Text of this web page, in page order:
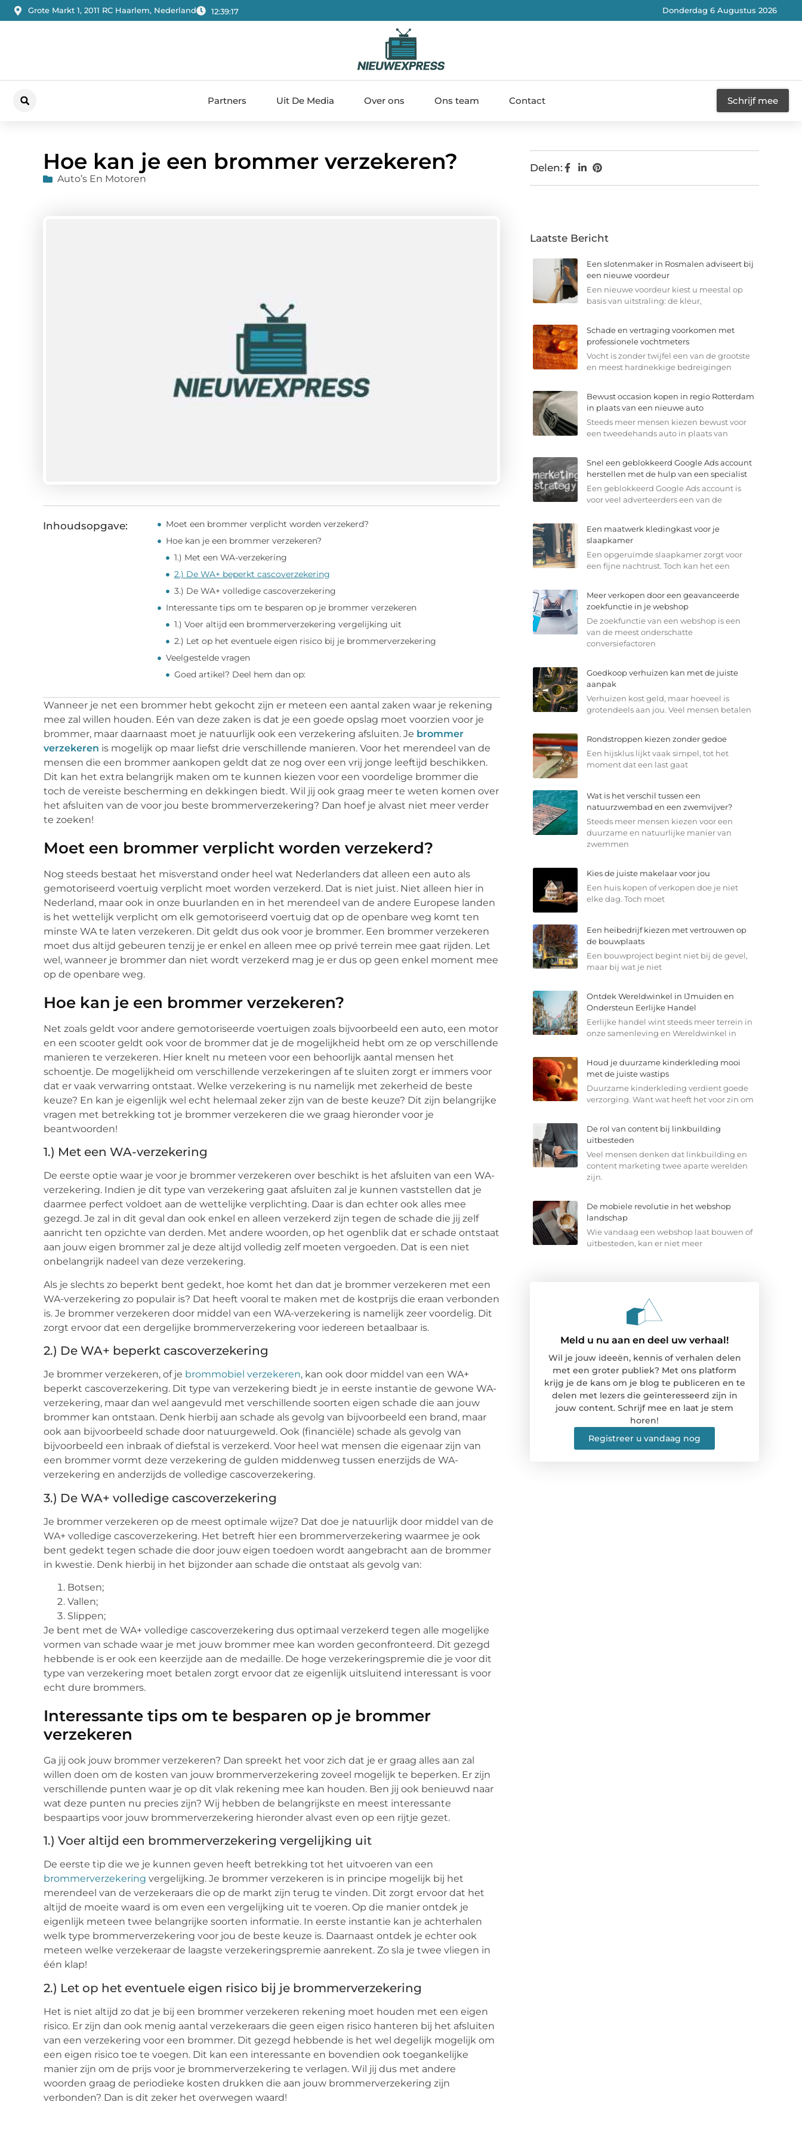
Grote Markt 1, 2011 RC Haarlem, Nederland 12:39:17 Donderdag 6 Augustus 2026
Partners Uit De Media Over ons Ons team Contact Schrijf mee
Hoe kan je een brommer verzekeren?
Auto’s En Motoren
Inhoudsopgave:
Moet een brommer verplicht worden verzekerd?
Hoe kan je een brommer verzekeren?
1.) Met een WA-verzekering
2.) De WA+ beperkt cascoverzekering
3.) De WA+ volledige cascoverzekering
Interessante tips om te besparen op je brommer verzekeren
1.) Voer altijd een brommerverzekering vergelijking uit
2.) Let op het eventuele eigen risico bij je brommerverzekering
Veelgestelde vragen
Goed artikel? Deel hem dan op:
Wanneer je net een brommer hebt gekocht zijn er meteen een aantal zaken waar je rekening
mee zal willen houden. Eén van deze zaken is dat je een goede opslag moet voorzien voor je
brommer, maar daarnaast moet je natuurlijk ook een verzekering afsluiten. Je brommer
verzekeren is mogelijk op maar liefst drie verschillende manieren. Voor het merendeel van de
mensen die een brommer aankopen geldt dat ze nog over een vrij jonge leeftijd beschikken.
Dit kan het extra belangrijk maken om te kunnen kiezen voor een voordelige brommer die
toch de vereiste bescherming en dekkingen biedt. Wil jij ook graag meer te weten komen over
het afsluiten van de voor jou beste brommerverzekering? Dan hoef je alvast niet meer verder
te zoeken!
Moet een brommer verplicht worden verzekerd?
Nog steeds bestaat het misverstand onder heel wat Nederlanders dat alleen een auto als
gemotoriseerd voertuig verplicht moet worden verzekerd. Dat is niet juist. Niet alleen hier in
Nederland, maar ook in onze buurlanden en in het merendeel van de andere Europese landen
is het wettelijk verplicht om elk gemotoriseerd voertuig dat op de openbare weg komt ten
minste WA te laten verzekeren. Dit geldt dus ook voor je brommer. Een brommer verzekeren
moet dus altijd gebeuren tenzij je er enkel en alleen mee op privé terrein mee gaat rijden. Let
wel, wanneer je brommer dan niet wordt verzekerd mag je er dus op geen enkel moment mee
op de openbare weg.
Hoe kan je een brommer verzekeren?
Net zoals geldt voor andere gemotoriseerde voertuigen zoals bijvoorbeeld een auto, een motor
en een scooter geldt ook voor de brommer dat je de mogelijkheid hebt om ze op verschillende
manieren te verzekeren. Hier knelt nu meteen voor een behoorlijk aantal mensen het
schoentje. De mogelijkheid om verschillende verzekeringen af te sluiten zorgt er immers voor
dat er vaak verwarring ontstaat. Welke verzekering is nu namelijk met zekerheid de beste
keuze? En kan je eigenlijk wel echt helemaal zeker zijn van de beste keuze? Dit zijn belangrijke
vragen met betrekking tot je brommer verzekeren die we graag hieronder voor je
beantwoorden!
1.) Met een WA-verzekering
De eerste optie waar je voor je brommer verzekeren over beschikt is het afsluiten van een WA-
verzekering. Indien je dit type van verzekering gaat afsluiten zal je kunnen vaststellen dat je
daarmee perfect voldoet aan de wettelijke verplichting. Daar is dan echter ook alles mee
gezegd. Je zal in dit geval dan ook enkel en alleen verzekerd zijn tegen de schade die jij zelf
aanricht ten opzichte van derden. Met andere woorden, op het ogenblik dat er schade ontstaat
aan jouw eigen brommer zal je deze altijd volledig zelf moeten vergoeden. Dat is een niet
onbelangrijk nadeel van deze verzekering.
Als je slechts zo beperkt bent gedekt, hoe komt het dan dat je brommer verzekeren met een
WA-verzekering zo populair is? Dat heeft vooral te maken met de kostprijs die eraan verbonden
is. Je brommer verzekeren door middel van een WA-verzekering is namelijk zeer voordelig. Dit
zorgt ervoor dat een dergelijke brommerverzekering voor iedereen betaalbaar is.
2.) De WA+ beperkt cascoverzekering
Je brommer verzekeren, of je brommobiel verzekeren, kan ook door middel van een WA+
beperkt cascoverzekering. Dit type van verzekering biedt je in eerste instantie de gewone WA-
verzekering, maar dan wel aangevuld met verschillende soorten eigen schade die aan jouw
brommer kan ontstaan. Denk hierbij aan schade als gevolg van bijvoorbeeld een brand, maar
ook aan bijvoorbeeld schade door natuurgeweld. Ook (financiële) schade als gevolg van
bijvoorbeeld een inbraak of diefstal is verzekerd. Voor heel wat mensen die eigenaar zijn van
een brommer vormt deze verzekering de gulden middenweg tussen enerzijds de WA-
verzekering en anderzijds de volledige cascoverzekering.
3.) De WA+ volledige cascoverzekering
Je brommer verzekeren op de meest optimale wijze? Dat doe je natuurlijk door middel van de
WA+ volledige cascoverzekering. Het betreft hier een brommerverzekering waarmee je ook
bent gedekt tegen schade die door jouw eigen toedoen wordt aangebracht aan de brommer
in kwestie. Denk hierbij in het bijzonder aan schade die ontstaat als gevolg van:
Botsen;
Vallen;
Slippen;
Je bent met de WA+ volledige cascoverzekering dus optimaal verzekerd tegen alle mogelijke
vormen van schade waar je met jouw brommer mee kan worden geconfronteerd. Dit gezegd
hebbende is er ook een keerzijde aan de medaille. De hoge verzekeringspremie die je voor dit
type van verzekering moet betalen zorgt ervoor dat ze eigenlijk uitsluitend interessant is voor
echt dure brommers.
Interessante tips om te besparen op je brommer
verzekeren
Ga jij ook jouw brommer verzekeren? Dan spreekt het voor zich dat je er graag alles aan zal
willen doen om de kosten van jouw brommerverzekering zoveel mogelijk te beperken. Er zijn
verschillende punten waar je op dit vlak rekening mee kan houden. Ben jij ook benieuwd naar
wat deze punten nu precies zijn? Wij hebben de belangrijkste en meest interessante
bespaartips voor jouw brommerverzekering hieronder alvast even op een rijtje gezet.
1.) Voer altijd een brommerverzekering vergelijking uit
De eerste tip die we je kunnen geven heeft betrekking tot het uitvoeren van een
brommerverzekering vergelijking. Je brommer verzekeren is in principe mogelijk bij het
merendeel van de verzekeraars die op de markt zijn terug te vinden. Dit zorgt ervoor dat het
altijd de moeite waard is om even een vergelijking uit te voeren. Op die manier ontdek je
eigenlijk meteen twee belangrijke soorten informatie. In eerste instantie kan je achterhalen
welk type brommerverzekering voor jou de beste keuze is. Daarnaast ontdek je echter ook
meteen welke verzekeraar de laagste verzekeringspremie aanrekent. Zo sla je twee vliegen in
één klap!
2.) Let op het eventuele eigen risico bij je brommerverzekering
Het is niet altijd zo dat je bij een brommer verzekeren rekening moet houden met een eigen
risico. Er zijn dan ook menig aantal verzekeraars die geen eigen risico hanteren bij het afsluiten
van een verzekering voor een brommer. Dit gezegd hebbende is het wel degelijk mogelijk om
een eigen risico toe te voegen. Dit kan een interessante en bovendien ook toegankelijke
manier zijn om de prijs voor je brommerverzekering te verlagen. Wil jij dus met andere
woorden graag de periodieke kosten drukken die aan jouw brommerverzekering zijn
verbonden? Dan is dit zeker het overwegen waard!
Delen:
Laatste Bericht
Een slotenmaker in Rosmalen adviseert bij
een nieuwe voordeur
Een nieuwe voordeur kiest u meestal op
basis van uitstraling: de kleur,
Schade en vertraging voorkomen met
professionele vochtmeters
Vocht is zonder twijfel een van de grootste
en meest hardnekkige bedreigingen
Bewust occasion kopen in regio Rotterdam
in plaats van een nieuwe auto
Steeds meer mensen kiezen bewust voor
een tweedehands auto in plaats van
Snel een geblokkeerd Google Ads account
herstellen met de hulp van een specialist
Een geblokkeerd Google Ads account is
voor veel adverteerders een van de
Een maatwerk kledingkast voor je
slaapkamer
Een opgeruimde slaapkamer zorgt voor
een fijne nachtrust. Toch kan het een
Meer verkopen door een geavanceerde
zoekfunctie in je webshop
De zoekfunctie van een webshop is een
van de meest onderschatte
conversiefactoren
Goedkoop verhuizen kan met de juiste
aanpak
Verhuizen kost geld, maar hoeveel is
grotendeels aan jou. Veel mensen betalen
Rondstroppen kiezen zonder gedoe
Een hijsklus lijkt vaak simpel, tot het
moment dat een last gaat
Wat is het verschil tussen een
natuurzwembad en een zwemvijver?
Steeds meer mensen kiezen voor een
duurzame en natuurlijke manier van
zwemmen
Kies de juiste makelaar voor jou
Een huis kopen of verkopen doe je niet
elke dag. Toch moet
Een heibedrijf kiezen met vertrouwen op
de bouwplaats
Een bouwproject begint niet bij de gevel,
maar bij wat je niet
Ontdek Wereldwinkel in IJmuiden en
Ondersteun Eerlijke Handel
Eerlijke handel wint steeds meer terrein in
onze samenleving en Wereldwinkel in
Houd je duurzame kinderkleding mooi
met de juiste wastips
Duurzame kinderkleding verdient goede
verzorging. Want wat heeft het voor zin om
De rol van content bij linkbuilding
uitbesteden
Veel mensen denken dat linkbuilding en
content marketing twee aparte werelden
zijn.
De mobiele revolutie in het webshop
landschap
Wie vandaag een webshop laat bouwen of
uitbesteden, kan er niet meer
Meld u nu aan en deel uw verhaal!
Wil je jouw ideeën, kennis of verhalen delen
met een groter publiek? Met ons platform
krijg je de kans om je blog te publiceren en te
delen met lezers die geïnteresseerd zijn in
jouw content. Schrijf mee en laat je stem
horen!
Registreer u vandaag nog